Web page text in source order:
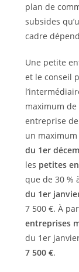
plan de
subsides
cadre
Une petite
et le conseil
maximum de
entreprise de
un maximum
du 1er
les petites
que de 30 %
du 1er
7 500 €. À
entreprises
du 1er
7 500 €.